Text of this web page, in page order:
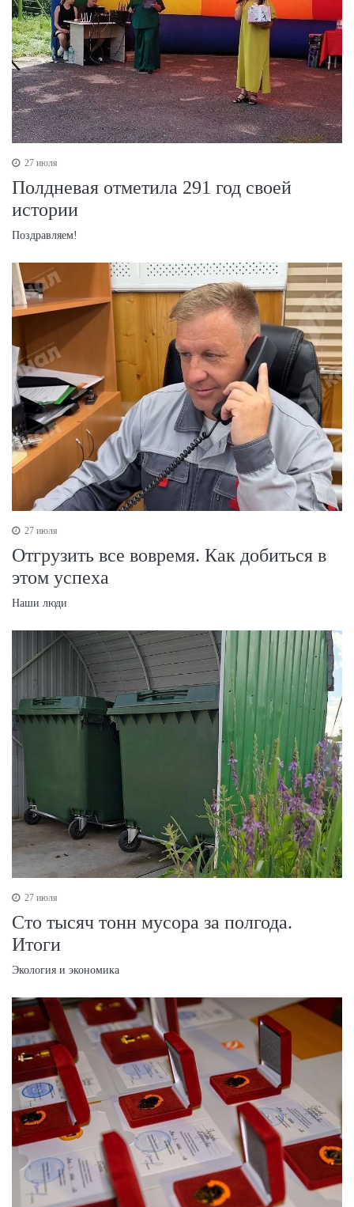
27 июля
Полдневая отметила 291 год своей
истории
Поздравляем!
27 июля
Отгрузить все вовремя. Как добиться в
этом успеха
Наши люди
27 июля
Сто тысяч тонн мусора за полгода.
Итоги
Экология и экономика